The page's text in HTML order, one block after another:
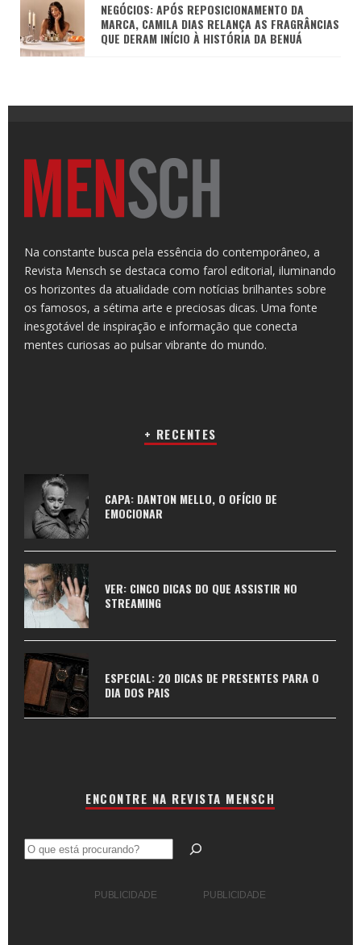
NEGÓCIOS: APÓS REPOSICIONAMENTO DA
MARCA, CAMILA DIAS RELANÇA AS FRAGRÂNCIAS
QUE DERAM INÍCIO À HISTÓRIA DA BENUÁ
Na constante busca pela essência do contemporâneo, a
Revista Mensch se destaca como farol editorial, iluminando
os horizontes da atualidade com notícias brilhantes sobre
os famosos, a sétima arte e preciosas dicas. Uma fonte
inesgotável de inspiração e informação que conecta
mentes curiosas ao pulsar vibrante do mundo.
+ RECENTES
CAPA: DANTON MELLO, O OFÍCIO DE
EMOCIONAR
VER: CINCO DICAS DO QUE ASSISTIR NO
STREAMING
ESPECIAL: 20 DICAS DE PRESENTES PARA O
DIA DOS PAIS
ENCONTRE NA REVISTA MENSCH
Pesquisar
PUBLICIDADE PUBLICIDADE